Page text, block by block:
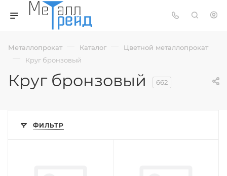
Металлопрокат — Каталог — Цветной металлопрокат
— Круг бронзовый
Круг бронзовый 662
ФИЛЬТР